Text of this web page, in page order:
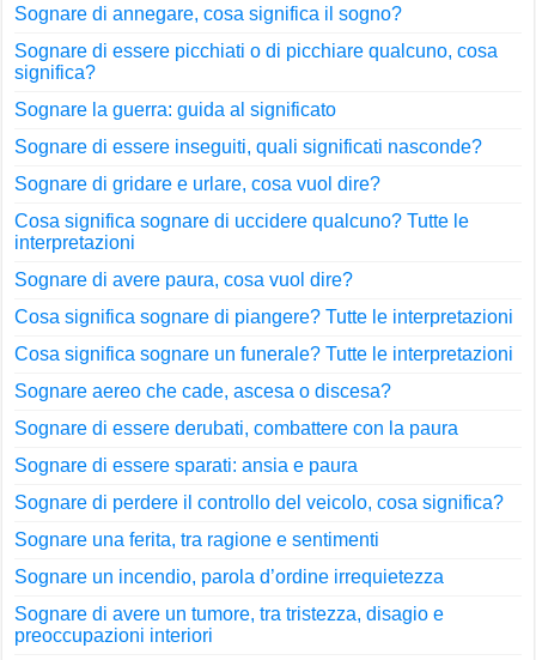
Sognare di annegare, cosa significa il sogno?
Sognare di essere picchiati o di picchiare qualcuno, cosa
significa?
Sognare la guerra: guida al significato
Sognare di essere inseguiti, quali significati nasconde?
Sognare di gridare e urlare, cosa vuol dire?
Cosa significa sognare di uccidere qualcuno? Tutte le
interpretazioni
Sognare di avere paura, cosa vuol dire?
Cosa significa sognare di piangere? Tutte le interpretazioni
Cosa significa sognare un funerale? Tutte le interpretazioni
Sognare aereo che cade, ascesa o discesa?
Sognare di essere derubati, combattere con la paura
Sognare di essere sparati: ansia e paura
Sognare di perdere il controllo del veicolo, cosa significa?
Sognare una ferita, tra ragione e sentimenti
Sognare un incendio, parola d’ordine irrequietezza
Sognare di avere un tumore, tra tristezza, disagio e
preoccupazioni interiori